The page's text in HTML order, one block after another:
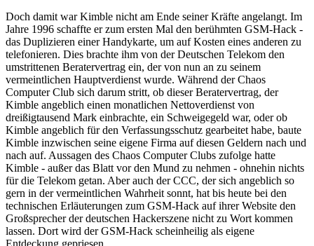
Doch damit war Kimble nicht am Ende seiner Kräfte angelangt. Im
Jahre 1996 schaffte er zum ersten Mal den berühmten GSM-Hack -
das Duplizieren einer Handykarte, um auf Kosten eines anderen zu
telefonieren. Dies brachte ihm von der Deutschen Telekom den
umstrittenen Beratervertrag ein, der von nun an zu seinem
vermeintlichen Hauptverdienst wurde. Während der Chaos
Computer Club sich darum stritt, ob dieser Beratervertrag, der
Kimble angeblich einen monatlichen Nettoverdienst von
dreißigtausend Mark einbrachte, ein Schweigegeld war, oder ob
Kimble angeblich für den Verfassungsschutz gearbeitet habe, baute
Kimble inzwischen seine eigene Firma auf diesen Geldern nach und
nach auf. Aussagen des Chaos Computer Clubs zufolge hatte
Kimble - außer das Blatt vor den Mund zu nehmen - ohnehin nichts
für die Telekom getan. Aber auch der CCC, der sich angeblich so
gern in der vermeintlichen Wahrheit sonnt, hat bis heute bei den
technischen Erläuterungen zum GSM-Hack auf ihrer Website den
Großsprecher der deutschen Hackerszene nicht zu Wort kommen
lassen. Dort wird der GSM-Hack scheinheilig als eigene